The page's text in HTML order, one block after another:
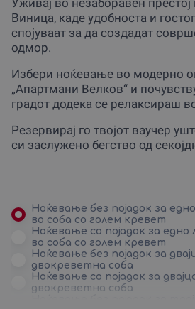
Уживај во незаборавен
Виница, каде удобноста и
спојуваат за да создадат
одмор.
Избери ноќевање во модерно
„Апартмани Велков“ и
градот додека се релаксираш
Резервирај го твојот ваучер
си заслужено бегство од
Ноќевање без појадок за
во соба со голем кревет
Ноќевање со појадок за едно
во соба со голем кревет
Ноќевање без појадок за
двокреветна соба
Ноќевање со појадок за
двокреветна соба